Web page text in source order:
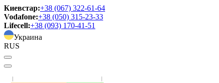
Киевстар:+38 (067) 322-61-64
Vodafone:+38 (050) 315-23-33
Lifecell:+38 (093) 170-41-51
Украина
RUS